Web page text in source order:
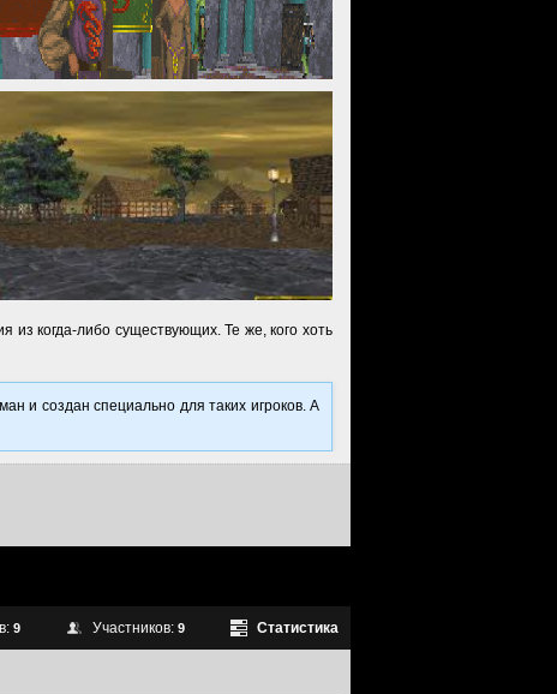
из когда-либо существующих. Те же, кого хоть
и создан специально для таких игроков. А
9 Участников: 9 Статистика